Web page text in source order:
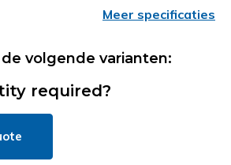
Meer specificaties
volgende varianten:
required?